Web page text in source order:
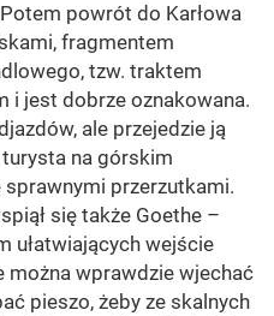
powrót do Karłowa
fragmentem
tzw. traktem
i jest dobrze oznakowana.
ale przejedzie ją
na górskim
przerzutkami.
się także Goethe –
ułatwiających wejście
wprawdzie wjechać
pieszo, żeby ze skalnych